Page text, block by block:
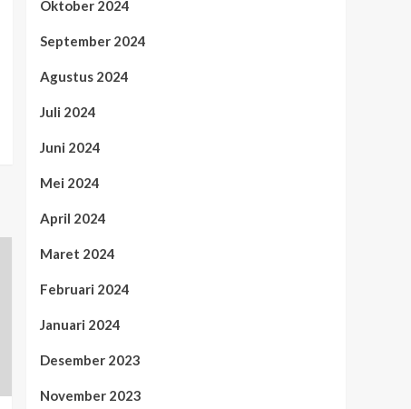
Oktober 2024
September 2024
Agustus 2024
Juli 2024
Juni 2024
Mei 2024
April 2024
Maret 2024
Februari 2024
Januari 2024
Desember 2023
November 2023